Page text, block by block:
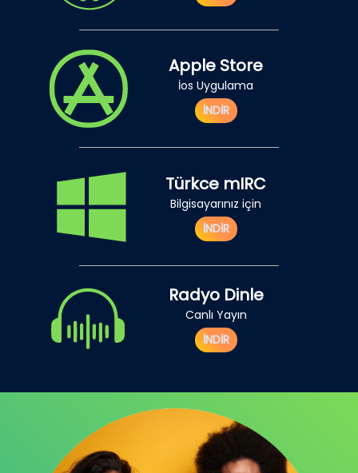
Apple Store
İos Uygulama
İNDİR
Türkce mIRC
Bilgisayarınız için
İNDİR
Radyo Dinle
Canlı Yayın
İNDİR